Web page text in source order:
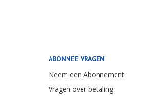
ABONNEE VRAGEN
Neem een Abonnement
Vragen over betaling